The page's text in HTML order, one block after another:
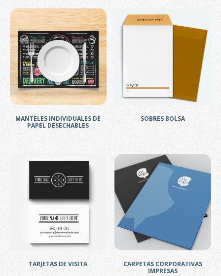
MANTELES INDIVIDUALES DE
PAPEL DESECHABLES
SOBRES BOLSA
TARJETAS DE VISITA
CARPETAS CORPORATIVAS
IMPRESAS